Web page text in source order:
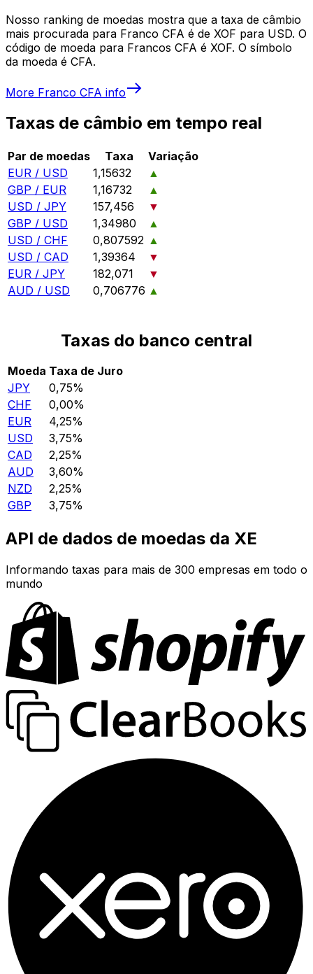
Nosso ranking de moedas mostra que a taxa de câmbio
mais procurada para Franco CFA é de XOF para USD. O
código de moeda para Francos CFA é XOF. O símbolo
da moeda é CFA.
More Franco CFA info
Taxas de câmbio em tempo real
Par de moedas Taxa
Variação
EUR / USD
1,15632
▲
GBP / EUR
1,16732
▲
USD / JPY
157,456
▼
GBP / USD
1,34980
▲
USD / CHF
0,807592 ▲
USD / CAD
1,39364
▼
EUR / JPY
182,071
▼
AUD / USD
0,706776 ▲
Taxas do banco central
Moeda Taxa de Juro
JPY
0,75%
CHF
0,00%
EUR
4,25%
USD
3,75%
CAD
2,25%
AUD
3,60%
NZD
2,25%
GBP
3,75%
API de dados de moedas da XE
Informando taxas para mais de 300 empresas em todo o
mundo